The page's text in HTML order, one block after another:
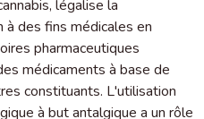
légalise la
à des fins médicales en
pharmaceutiques
médicaments à base de
constituants. L'utilisation
à but antalgique a un rôle